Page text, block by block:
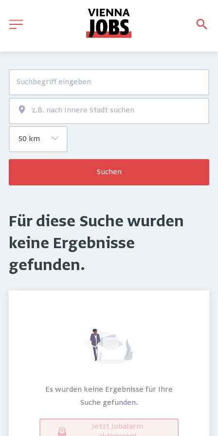
Suchen
Für diese Suche wurden
keine Ergebnisse
gefunden.
Es wurden keine Ergebnisse für Ihre
Suche gefunden.
Jetzt Jobalarm